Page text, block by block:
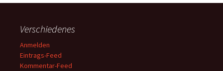
Verschiedenes
Anmelden
Eintrags-Feed
Kommentar-Feed